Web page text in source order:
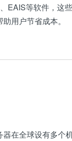
EAIS等软件，这
用户节省成本。
在全球设有多个